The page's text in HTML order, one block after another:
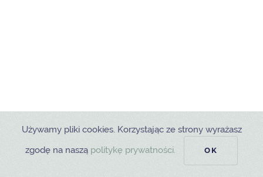
Używamy pliki cookies. Korzystając ze strony wyrażasz
zgodę na naszą politykę prywatności. OK